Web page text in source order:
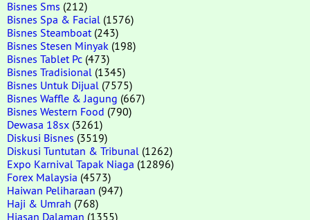
Bisnes Sms (212)
Bisnes Spa & Facial (1576)
Bisnes Steamboat (243)
Bisnes Stesen Minyak (198)
Bisnes Tablet Pc (473)
Bisnes Tradisional (1345)
Bisnes Untuk Dijual (7575)
Bisnes Waffle & Jagung (667)
Bisnes Western Food (790)
Dewasa 18sx (3261)
Diskusi Bisnes (3519)
Diskusi Tuntutan & Tribunal (1262)
Expo Karnival Tapak Niaga (12896)
Forex Malaysia (4573)
Haiwan Peliharaan (947)
Haji & Umrah (768)
Hiasan Dalaman (1355)